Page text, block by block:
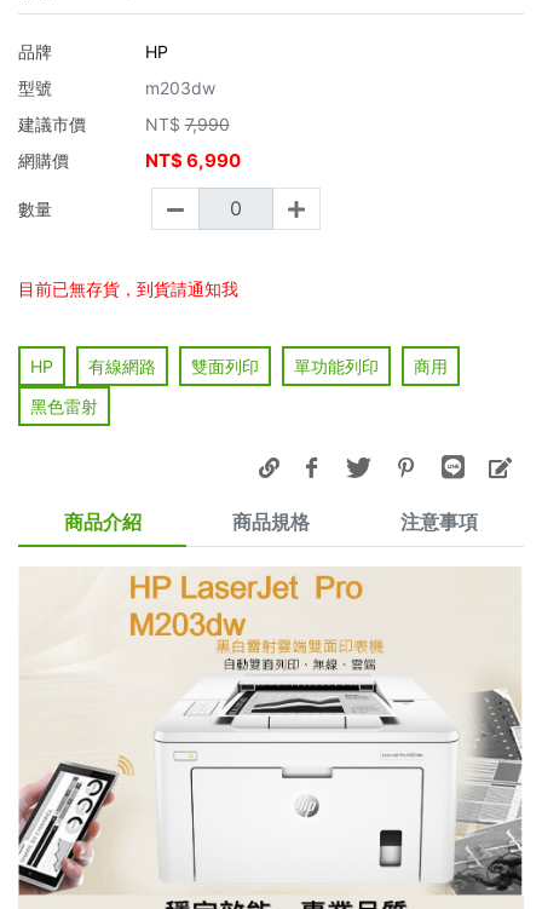
品牌
HP
型號
m203dw
建議市價
NT$ 7,990
網購價
NT$6,990
數量
目前已無存貨，到貨請通知我
HP 有線網路 雙面列印 單功能列印
商用
黑色雷射
商品介紹 商品規格 注意事項